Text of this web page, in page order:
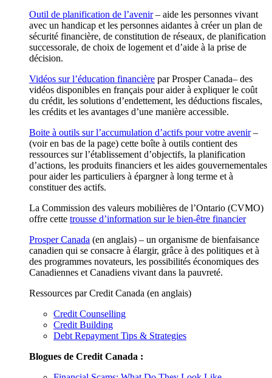
Outil de planification de l’avenir– aide les personnes vivant
avec un handicap et les personnes aidantes à créer un plan de
sécurité financière, de constitution de réseaux, de planification
successorale, de choix de logement et d’aide à la prise de
décision.
Vidéos sur l’éducation financière par Prosper Canada– des
vidéos disponibles en français pour aider à expliquer le coût
du crédit, les solutions d’endettement, les déductions fiscales,
les crédits et les avantages d’une manière accessible.
Boite à outils sur l’accumulation d’actifs pour votre avenir–
(voir en bas de la page) cette boîte à outils contient des
ressources sur l’établissement d’objectifs, la planification
d’actions, les produits financiers et les aides gouvernementales
pour aider les particuliers à épargner à long terme et à
constituer des actifs.
La Commission des valeurs mobilières de l’Ontario (CVMO)
offre cette trousse d’information sur le bien-être financier
Prosper Canada (en anglais) – un organisme de bienfaisance
canadien qui se consacre à élargir, grâce à des politiques et à
des programmes novateurs, les possibilités économiques des
Canadiennes et Canadiens vivant dans la pauvreté.
Ressources par Credit Canada (en anglais)
Credit Counselling
Credit Building
Debt Repayment Tips & Strategies
Blogues de Credit Canada :